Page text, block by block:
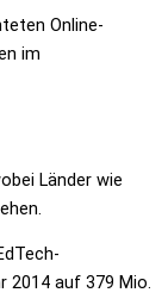
Online-
im
Länder wie
2014 auf 379 Mio.